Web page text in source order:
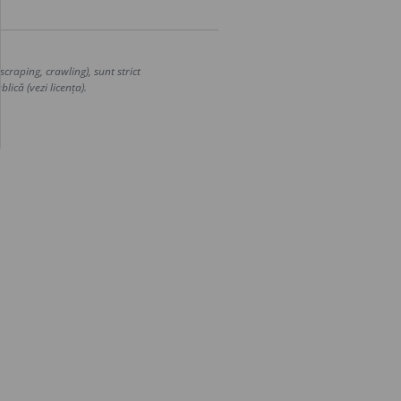
crawling), sunt strict
(vezi licența).